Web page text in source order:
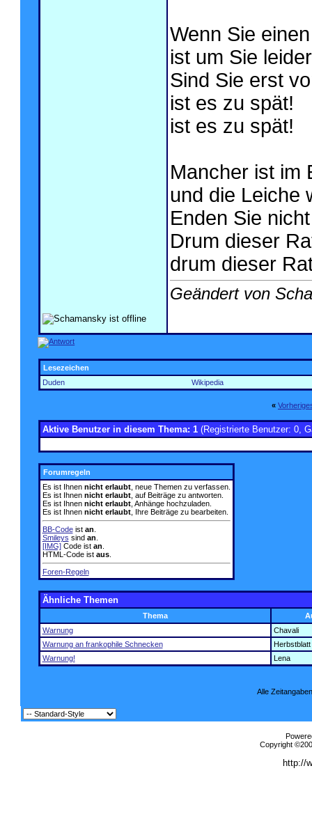
Wenn Sie
ist um Sie
Sind Sie erst
ist es zu spät!
ist es zu spät!
Mancher ist im
und die Leiche
Enden Sie
Drum dieser
drum dieser
Geändert von
Lesezeichen
Duden
Wikipedia
«
Aktive Benutzer in diesem Thema: 1 (Registrierte Benutzer: 0,
Forumregeln
Es ist Ihnen nicht erlaubt, neue Themen zu verfassen.
Es ist Ihnen nicht erlaubt, auf Beiträge zu antworten.
Es ist Ihnen nicht erlaubt, Anhänge hochzuladen.
Es ist Ihnen nicht erlaubt, Ihre Beiträge zu bearbeiten.
BB-Codeist an
Smileys sind an
[IMG]Code ist an
HTML-Code ist aus.
Foren-Regeln
Ähnliche Themen
Thema
Warnung
Chavali
Warnung an frankophile Schnecken
Herbstblatt
Warnung!
Lena
Alle
Copyright
http://